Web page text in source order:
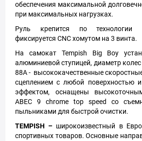
обеспечения максимальной
при максимальных нагрузках.
Руль крепится по технологии
фиксируется CNC хомутом на 3 винта.
На самокат Tempish Big Boy
алюминиевой ступицей, диаметр
88A - высококачественные
сцеплением с любой поверхностью
эффектом, оснащены
ABEC 9 chrome top speed со
пыльниками для быстрой очистки.
TEMPISH – широкоизвестный в
спортивных товаров. Основные